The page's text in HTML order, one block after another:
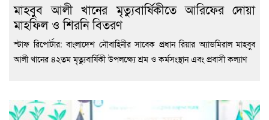
মাহবুব আলী খানের মৃত্যুবার্ষিকীতে আরিফের দোয়া
মাহফিল ও শিরনি বিতরণ
স্টাফ রিপোর্টার: বাংলাদেশ নৌবাহিনীর সাবেক প্রধান রিয়ার অ্যাডমিরাল মাহবুব
আলী খানের ৪২তম মৃত্যুবার্ষিকী উপলক্ষ্যে শ্রম ও কর্মসংস্থান এবং প্রবাসী কল্যাণ